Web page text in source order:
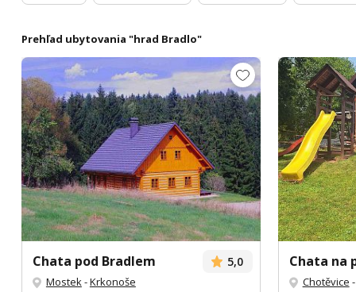
Prehľad ubytovania "hrad Bradlo"
Chata pod Bradlem 5,0
Mostek-Krkonoše
Chata na
Chotěvice